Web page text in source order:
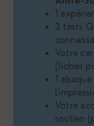
1
3 tests
Votre
(fichier
1
Votre
soutien